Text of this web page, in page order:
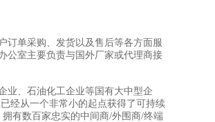
订单采购、发货以及售后等各方面服
公室主要负责与国外厂家或代理商接
业、石油化工企业等国有大中型企
经从一个非常小的起点获得了可持续
有数百家忠实的中间商/外围商/终端